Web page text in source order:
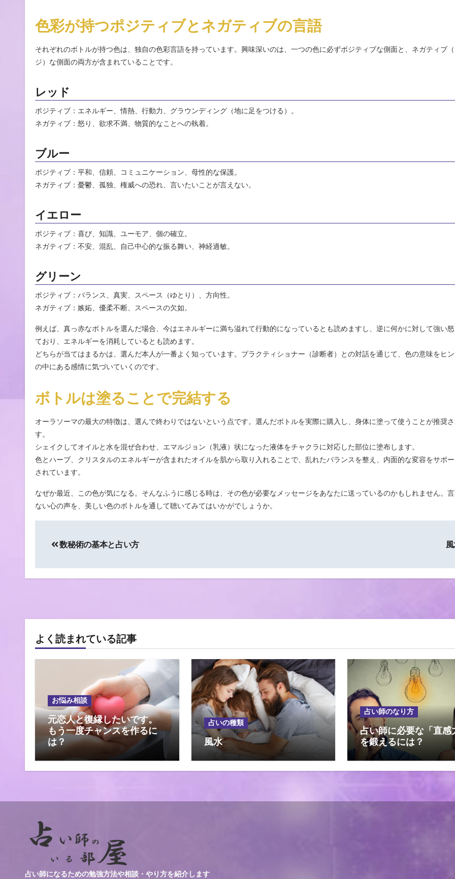
色彩が持つポジティブとネガティブの言語
それぞれのボトルが持つ色は、独自の色彩言語を持っています。興味深いのは、一つの色に必ずポジティブな側面と、ネガティブ
ジ）な側面の両方が含まれていることです。
レッド
ポジティブ：エネルギー、情熱、行動力、グラウンディング（地に足をつける）。
ネガティブ：怒り、欲求不満、物質的なことへの執着。
ブルー
ポジティブ：平和、信頼、コミュニケーション、母性的な保護。
ネガティブ：憂鬱、孤独、権威への恐れ、言いたいことが言えない。
イエロー
ポジティブ：喜び、知識、ユーモア、個の確立。
ネガティブ：不安、混乱、自己中心的な振る舞い、神経過敏。
グリーン
ポジティブ：バランス、真実、スペース（ゆとり）、方向性。
ネガティブ：嫉妬、優柔不断、スペースの欠如。
例えば、真っ赤なボトルを選んだ場合、今はエネルギーに満ち溢れて行動的になっているとも読めますし、逆に何かに対して強い
ており、エネルギーを消耗しているとも読めます。
どちらが当てはまるかは、選んだ本人が一番よく知っています。プラクティショナー（診断者）との対話を通じて、色の意味をヒ
の中にある感情に気づいていくのです。
ボトルは塗ることで完結する
オーラソーマの最大の特徴は、選んで終わりではないという点です。選んだボトルを実際に購入し、身体に塗って使うことが推奨
す。
シェイクしてオイルと水を混ぜ合わせ、エマルジョン（乳液）状になった液体をチャクラに対応した部位に塗布します。
色とハーブ、クリスタルのエネルギーが含まれたオイルを肌から取り入れることで、乱れたバランスを整え、内面的な変容をサポ
されています。
なぜか最近、この色が気になる。そんなふうに感じる時は、その色が必要なメッセージをあなたに送っているのかもしれません。
ない心の声を、美しい色のボトルを通して聴いてみてはいかがでしょうか。
ナ
ゲ
ー
シ
数秘術の基本と占い方
よく読まれている記事
お悩み相談
元恋人と復縁したいです。
もう一度チャンスを作るに
は？
占いの種類
風水
占い師のなり方
占い師に必要な「直感
を鍛えるには？
占い師になるための勉強方法や相談・やり方を紹介します